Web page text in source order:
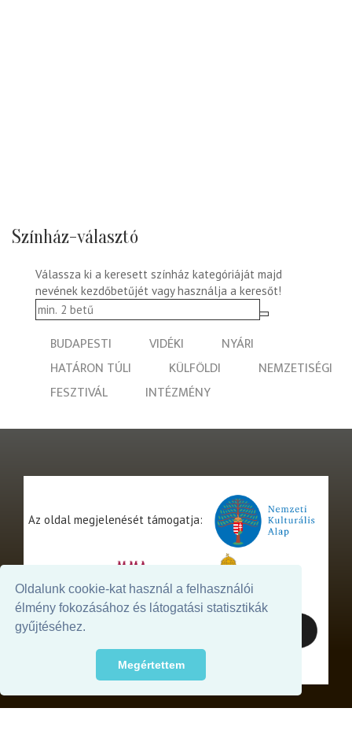
Oldalunk cookie-kat használ a felhasználói
élmény fokozásához és látogatási statisztikák
gyűjtéséhez.
Megértettem
Színház-választó
Válassza ki a keresett színház kategóriáját majd
nevének kezdőbetűjét vagy használja a keresőt!
BUDAPESTI VIDÉKI
NYÁRI
HATÁRON TÚLI
KÜLFÖLDI
NEMZETISÉGI
FESZTIVÁL
INTÉZMÉNY
Az oldal megjelenését támogatja: